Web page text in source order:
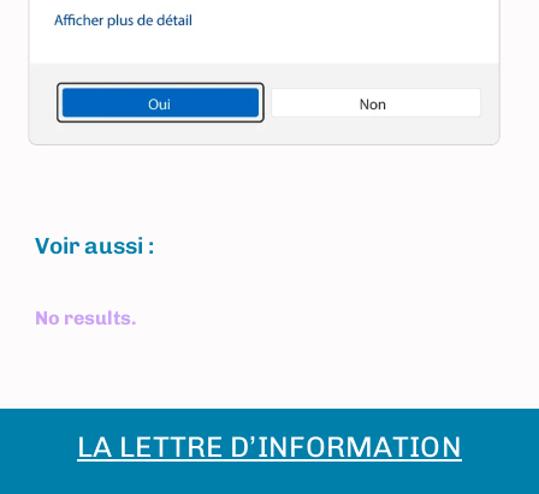
Voir aussi :
No results.
LA LETTRE D’INFORMATION